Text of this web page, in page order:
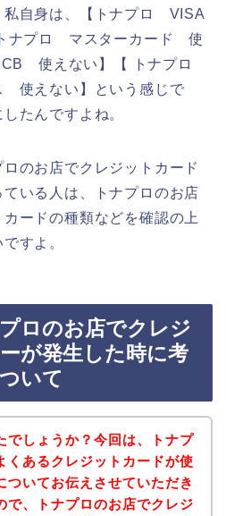
私自身は、【トナプロ VISA
ナプロ マスターカード 使
使えない】【 トナプロ
使えない】という感じで
たんですよね。
のお店でクレジットカード
いる人は、トナプロのお店
ードの種類などを確認の上
すよ。
ロのお店でクレジ
が発生した時に考
いて
でしょうか？今回は、トナプ
くあるクレジットカードが使
ついてお伝えさせていただき
で、トナプロのお店でクレジ